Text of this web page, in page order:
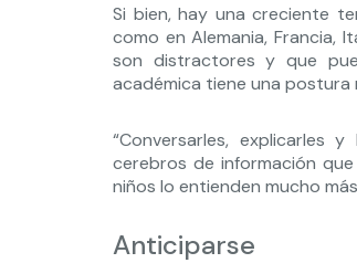
Si bien, hay una creciente
como en Alemania, Francia,
son distractores y que
académica tiene una postura
“Conversarles, explicarles
cerebros de información
niños lo entienden mucho
Anticiparse